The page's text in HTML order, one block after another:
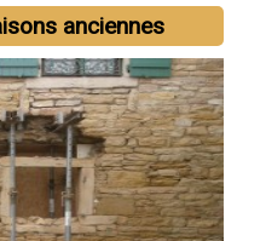
anciennes